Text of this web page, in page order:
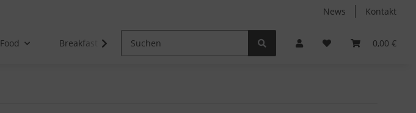
News Kontakt
0,00 €
Food Breakfast Non-Food